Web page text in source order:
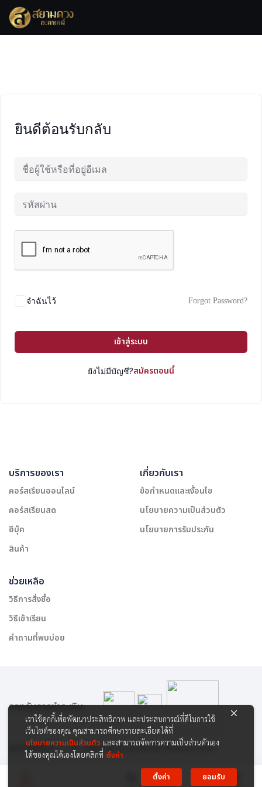
Skip
content
ยินดีต้อนรับกลับ
จำฉันไว้ Forgot Password?
เข้าสู่ระบบ
ยังไม่มีบัญชี?สมัครตอนนี้
บริการของเรา
คอร์สเรียนออนไลน์
คอร์สเรียนสด
อีบุ๊ค
สินค้า
เกี่ยวกับเรา
ข้อกำหนดและเงื่อนไข
นโยบายความเป็นส่วนตัว
นโยบายการรับประกัน
ช่วยเหลือ
วิธีการสั่งซื้อ
วิธีเข้าเรียน
คำถามที่พบบ่อย
สงวนลิขสิทธิ์ © 2565 บริษัท สยาม เคาเซิลลิ่ง เซ็นเตอร์ จำกัด
รองรับการชำระเงิน:
เราใช้คุกกี้เพื่อพัฒนาประสิทธิภาพ และประสบการณ์ที่ดีในการใช้
เว็บไซต์ของคุณ คุณสามารถศึกษารายละเอียดได้ที่
นโยบายความเป็นส่วนตัว และสามารถจัดการความเป็นส่วนตัวเอง
ได้ของคุณได้เองโดยคลิกที่ ตั้งค่า
ตั้งค่า
ยอมรับ